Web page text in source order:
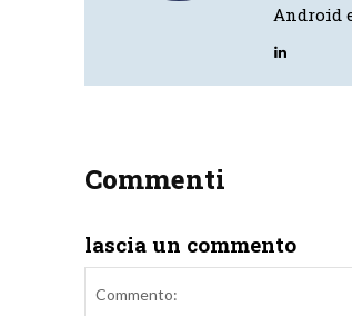
Android
Commenti
lascia un commento